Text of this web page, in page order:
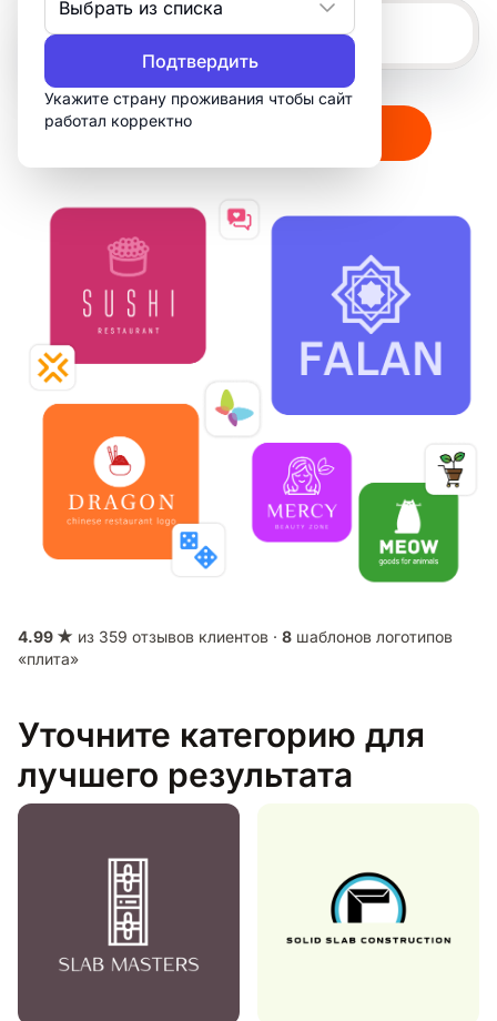
Выбрать из списка
Подтвердить
Укажите страну проживания чтобы сайт
работал корректно
Создать мой логотип
4.99 ★ из 359 отзывов клиентов · 8 шаблонов логотипов
«плита»
Уточните категорию для
лучшего результата